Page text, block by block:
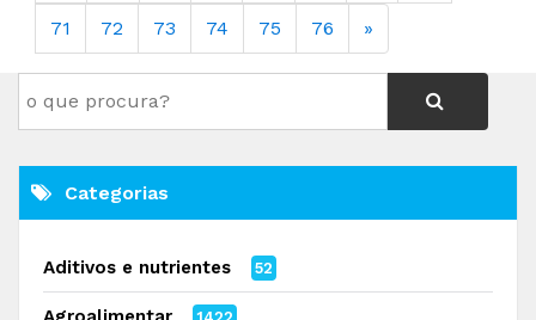
71 72 73 74 75 76 »
Categorias
Aditivos e nutrientes 52